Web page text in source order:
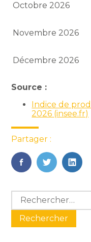
Octobre 2026
Novembre 2026
Décembre 2026
Source :
Indice de
2026 (insee.fr)
Partager :
FaceBook
Twitter
Blog
sidebar
Rechercher :